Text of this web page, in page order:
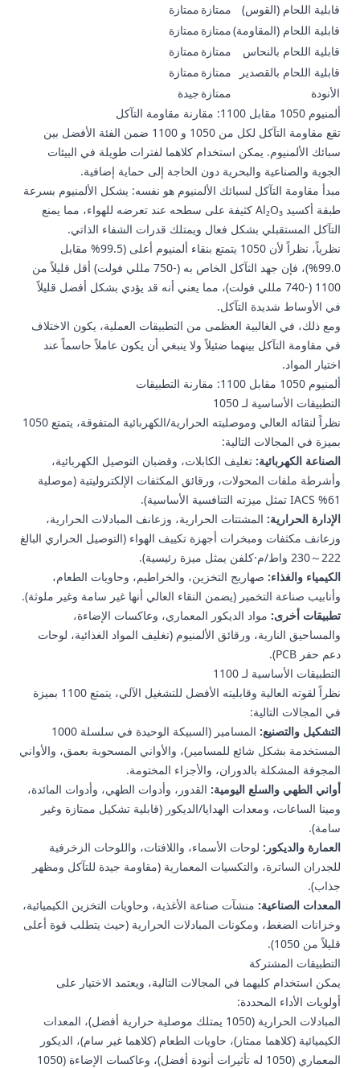
قابلية اللحام (القوس) ممتازة ممتازة
قابلية اللحام (المقاومة)ممتازة ممتازة
قابلية اللحام بالنحاس
ممتازة ممتازة
قابلية اللحام بالقصدير
ممتازة ممتازة
الأنودة
ممتازة جيدة
ألمنيوم 1050 مقابل 1100: مقارنة مقاومة التآكل
تقع مقاومة التآكل لكل من 1050 و 1100 ضمن الفئة الأفضل بين
سبائك الألمنيوم. يمكن استخدام كلاهما لفترات طويلة في البيئات
الجوية والصناعية والبحرية دون الحاجة إلى حماية إضافية.
مبدأ مقاومة التآكل لسبائك الألمنيوم هو نفسه: يشكل الألمنيوم بسرعة
طبقة أكسيد Al₂O₃ كثيفة على سطحه عند تعرضه للهواء، مما يمنع
التآكل المستقبلي بشكل فعال ويمتلك قدرات الشفاء الذاتي.
نظرياً، نظراً لأن 1050 يتمتع بنقاء ألمنيوم أعلى (99.5% مقابل
99.0%)، فإن جهد التآكل الخاص به (-750 مللي فولت) أقل قليلاً من
1100 (-740 مللي فولت)، مما يعني أنه قد يؤدي بشكل أفضل قليلاً
في الأوساط شديدة التآكل.
ومع ذلك، في الغالبية العظمى من التطبيقات العملية، يكون الاختلاف
في مقاومة التآكل بينهما ضئيلاً ولا ينبغي أن يكون عاملاً حاسماً عند
اختيار المواد.
ألمنيوم 1050 مقابل 1100: مقارنة التطبيقات
التطبيقات الأساسية لـ 1050
نظراً لنقائه العالي وموصليته الحرارية/الكهربائية المتفوقة، يتمتع 1050
بميزة في المجالات التالية:
الصناعة الكهربائية: تغليف الكابلات، وقضبان التوصيل الكهربائية،
وأشرطة ملفات المحولات، ورقائق المكثفات الإلكتروليتية (موصلية
61% IACS تمثل ميزته التنافسية الأساسية).
الإدارة الحرارية: المشتتات الحرارية، وزعانف المبادلات الحرارية،
وزعانف مكثفات ومبخرات أجهزة تكييف الهواء (التوصيل الحراري البالغ
222～230 واط/م·كلفن يمثل ميزة رئيسية).
الكيمياء والغذاء: صهاريج التخزين، والخراطيم، وحاويات الطعام،
وأنابيب صناعة التخمير (يضمن النقاء العالي أنها غير سامة وغير ملوثة).
تطبيقات أخرى: مواد الديكور المعماري، وعاكسات الإضاءة،
والمساحيق النارية، ورقائق الألمنيوم (تغليف المواد الغذائية، لوحات
دعم حفر PCB).
التطبيقات الأساسية لـ 1100
نظراً لقوته العالية وقابليته الأفضل للتشغيل الآلي، يتمتع 1100 بميزة
في المجالات التالية:
التشكيل والتصنيع:
المسامير (السبيكة الوحيدة في سلسلة 1000
المستخدمة بشكل شائع للمسامير)، والأواني المسحوبة بعمق، والأواني
المجوفة المشكلة بالدوران، والأجزاء المختومة.
أواني الطهي والسلع اليومية: القدور، وأدوات الطهي، وأدوات المائدة،
ومينا الساعات، ومعدات الهدايا/الديكور (قابلية تشكيل ممتازة وغير
سامة).
العمارة والديكور: لوحات الأسماء، واللافتات، واللوحات الزخرفية
للجدران الساترة، والتكسيات المعمارية (مقاومة جيدة للتآكل ومظهر
جذاب).
المعدات الصناعية: منشآت صناعة الأغذية، وحاويات التخزين الكيميائية،
وخزانات الضغط، ومكونات المبادلات الحرارية (حيث يتطلب قوة أعلى
قليلاً من 1050).
التطبيقات المشتركة
يمكن استخدام كليهما في المجالات التالية، ويعتمد الاختيار على
أولويات الأداء المحددة:
المبادلات الحرارية (1050 يمتلك موصلية حرارية أفضل)، المعدات
الكيميائية (كلاهما ممتاز)، حاويات الطعام (كلاهما غير سام)، الديكور
المعماري (1050 له تأثيرات أنودة أفضل)، وعاكسات الإضاءة (1050